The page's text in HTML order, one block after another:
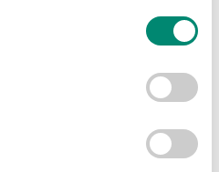
widerrufen
wie Ihre persönlichen Daten
Sie Ihre Präferenzen im
Inhalte und Anzeigen zu
(91)
(2867)